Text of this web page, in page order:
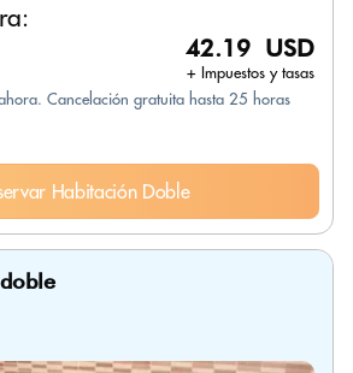
42.19 USD
+ Impuestos y tasas
Cancelación gratuita hasta 25 horas
Habitación Doble